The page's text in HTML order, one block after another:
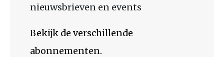
nieuwsbrieven en events
Bekijk de verschillende
abonnementen.